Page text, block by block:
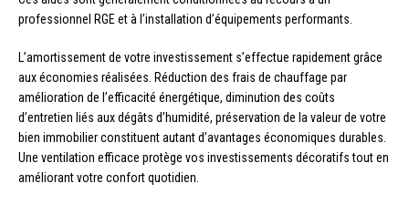
professionnel RGE et à l’installation d’équipements performants.
L’amortissement de votre investissement s’effectue rapidement grâce
aux économies réalisées. Réduction des frais de chauffage par
amélioration de l’efficacité énergétique, diminution des coûts
d’entretien liés aux dégâts d’humidité, préservation de la valeur de votre
bien immobilier constituent autant d’avantages économiques durables.
Une ventilation efficace protège vos investissements décoratifs tout en
améliorant votre confort quotidien.